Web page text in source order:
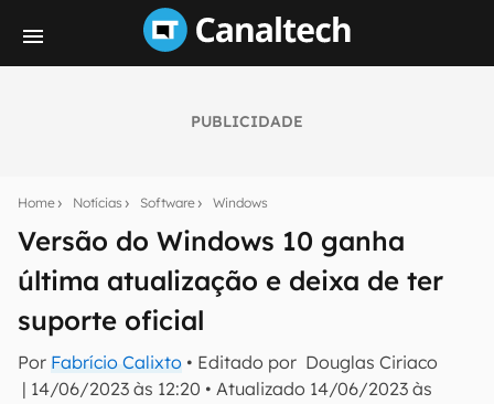
PUBLICIDADE
Home Notícias Software Windows
Versão do Windows 10 ganha
última atualização e deixa de ter
suporte oficial
Por Fabrício Calixto • Editado por Douglas Ciriaco
| 14/06/2023 às 12:20 • Atualizado 14/06/2023 às
notícias e reviews sobre tecnologia em primeira
mão.
E-mail
inscreva-se